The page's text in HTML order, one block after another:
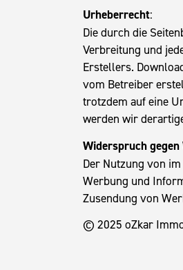
Urheberrecht:
Die durch die
Verbreitung und
Erstellers.
vom Betreiber
trotzdem auf eine
werden wir
Widerspruch gegen
Der Nutzung von
Werbung und
Zusendung von
© 2025 oZkar